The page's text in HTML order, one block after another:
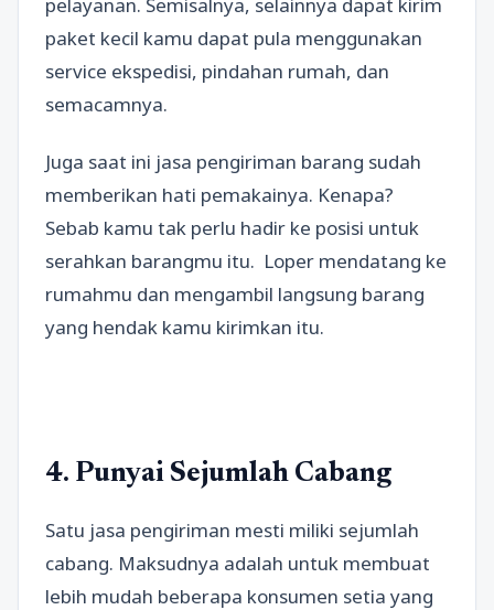
pelayanan. Semisalnya, selainnya dapat kirim
paket kecil kamu dapat pula menggunakan
service ekspedisi, pindahan rumah, dan
semacamnya.
Juga saat ini jasa pengiriman barang sudah
memberikan hati pemakainya. Kenapa?
Sebab kamu tak perlu hadir ke posisi untuk
serahkan barangmu itu. Loper mendatang ke
rumahmu dan mengambil langsung barang
yang hendak kamu kirimkan itu.
4. Punyai Sejumlah Cabang
Satu jasa pengiriman mesti miliki sejumlah
cabang. Maksudnya adalah untuk membuat
lebih mudah beberapa konsumen setia yang